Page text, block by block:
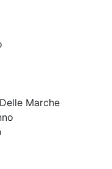
Marche